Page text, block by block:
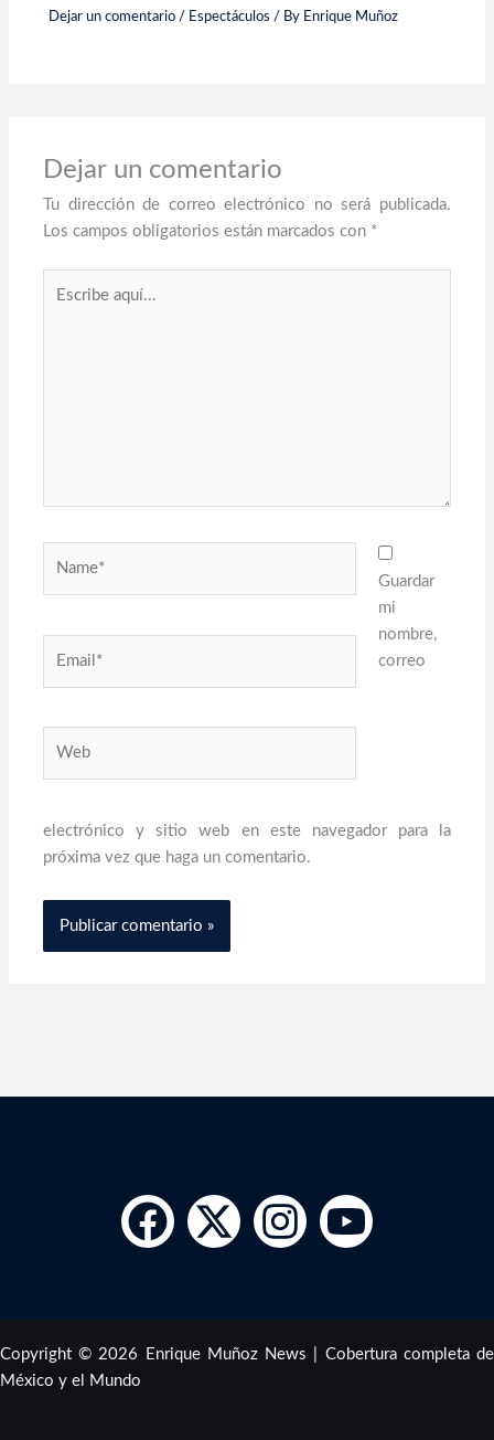
Dejar un comentario / Espectáculos / By Enrique Muñoz
Dejar un comentario
Tu dirección de correo electrónico no será publicada.
Los campos obligatorios están marcados con *
Guardar
mi
nombre,
correo
electrónico y sitio web en este navegador para la
próxima vez que haga un comentario.
Copyright © 2026 Enrique Muñoz News | Cobertura completa de
México y el Mundo